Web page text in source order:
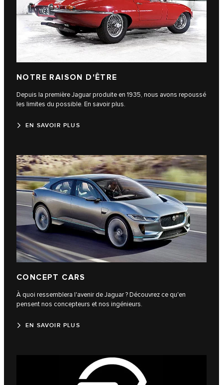
NOTRE RAISON D'ÊTRE
Depuis la première Jaguar produite en 1935, nous avons repoussé
les limites du possible. En savoir plus.
EN SAVOIR PLUS
CONCEPT CARS
À quoi ressemblera l'avenir de Jaguar ? Découvrez ce qu'en
pensent nos concepteurs et nos ingénieurs.
EN SAVOIR PLUS